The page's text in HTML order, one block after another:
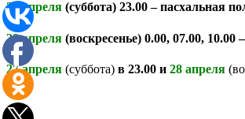
27 апреля (суббота) 23.00– пасхальная
28 апреля (воскресенье) 0.00, 07.00, 10.00
27 апреля (суббота) в 23.00 и 28 апреля